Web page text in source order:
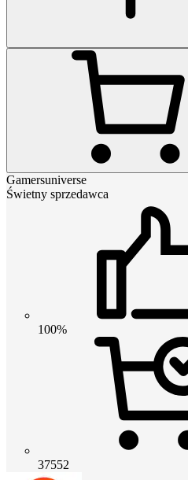
Gamersuniverse
Świetny sprzedawca
100%
37552